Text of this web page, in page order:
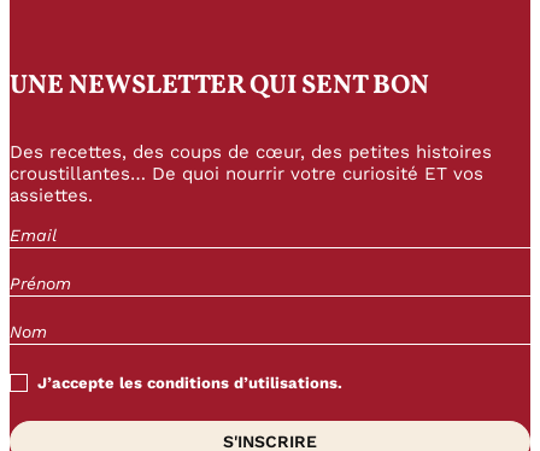
UNE NEWSLETTER QUI SENT BON
Des recettes, des coups de cœur, des petites histoires
croustillantes… De quoi nourrir votre curiosité ET vos
assiettes.
J’accepte les conditions d’utilisations.